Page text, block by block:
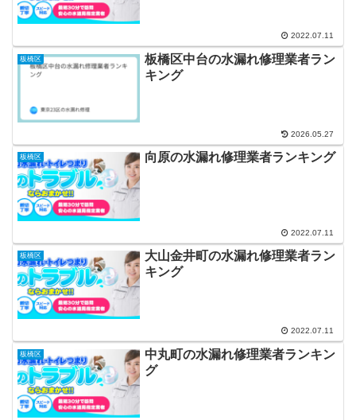
2022.07.11
板橋区
板橋区中台の水漏れ修理業者ラン
キング
2026.05.27
板橋区 向原の水漏れ修理業者ランキング
2022.07.11
板橋区
大山金井町の水漏れ修理業者ラン
キング
2022.07.11
板橋区
中丸町の水漏れ修理業者ランキン
グ